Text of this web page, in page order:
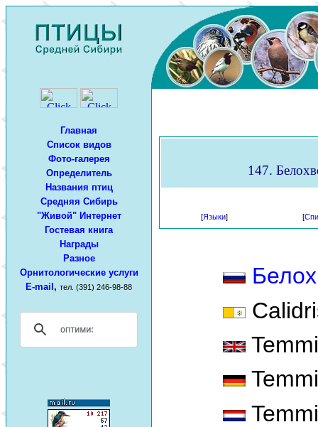
Главная
Список видов
Фото-галерея
Определитель
Названия птиц
Средняя Сибирь
"Живой" Интернет
Гостевая книга
Награды
Разное
Орнитологические услуги
E-mail , тел. (391) 246-98-88
147.
[Языки] [